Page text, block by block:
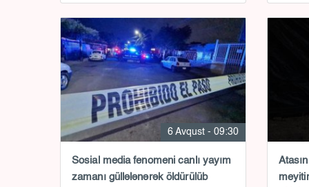
6 Avqust - 09:30
Sosial media fenomeni canlı yayım
zamanı güllələnərək öldürülüb